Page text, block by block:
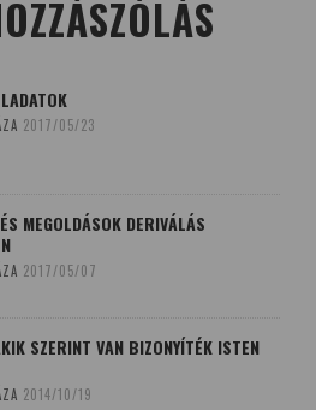
2017/05/23
MEGOLDÁSOK DERIVÁLÁS
2017/05/07
SZERINT VAN BIZONYÍTÉK ISTEN
2014/10/19